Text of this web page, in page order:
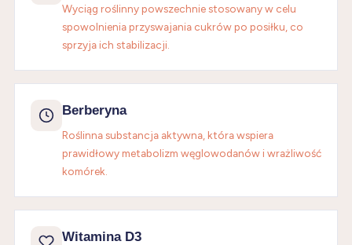
Wyciąg roślinny powszechnie stosowany w celu
spowolnienia przyswajania cukrów po posiłku, co
sprzyja ich stabilizacji.
Berberyna
Roślinna substancja aktywna, która wspiera
prawidłowy metabolizm węglowodanów i wrażliwość
komórek.
Witamina D3